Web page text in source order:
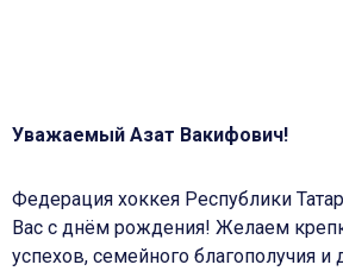
Уважаемый Азат Вакифович!
Федерация хоккея Республики
Вас с днём рождения! Желаем
успехов, семейного благополучия и